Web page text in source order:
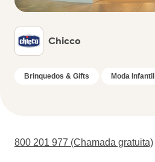
Chicco
Brinquedos & Gifts Moda Infantil
800 201 977 (Chamada gratuita)